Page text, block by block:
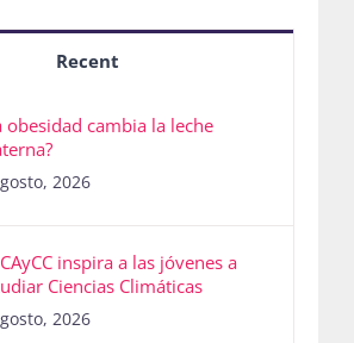
Recent
obesidad cambia la leche
2026
inspira a las jóvenes a
Ciencias Climáticas
2026